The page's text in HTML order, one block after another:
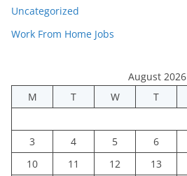
Uncategorized
Work From Home Jobs
August 2026
M
T W T
3
4 5 6
10
11 12 13